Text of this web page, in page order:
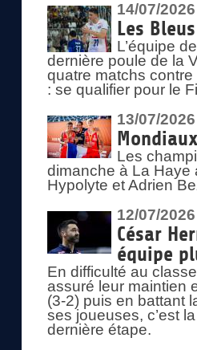
14/07/2026
Les
L’équipe
dernière poule de la
quatre matchs
: se qualifier pour le
13/07/2026
Les
dimanche à La Haye
Hypolyte et Adrien
12/07/2026
César
équipe
En difficulté au
assuré leur maintien
(3-2) puis en battant
ses joueuses, c’est
dernière étape.